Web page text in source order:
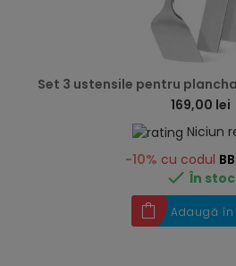
Set 3 ustensile pentru
169,00 lei
Niciun
-10% cu codul
 În stoc
Adaugă în